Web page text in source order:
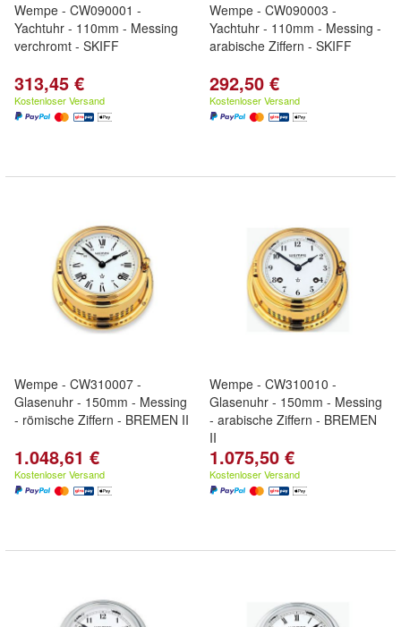
Wempe - CW090001 -
Yachtuhr - 110mm - Messing
verchromt - SKIFF
313,45 €
Kostenloser Versand
Wempe - CW090003 -
Yachtuhr - 110mm - Messing -
arabische Ziffern - SKIFF
292,50 €
Kostenloser Versand
Wempe - CW310007 -
Glasenuhr - 150mm - Messing
- römische Ziffern - BREMEN II
1.048,61 €
Kostenloser Versand
Wempe - CW310010 -
Glasenuhr - 150mm - Messing
- arabische Ziffern - BREMEN
II
1.075,50 €
Kostenloser Versand